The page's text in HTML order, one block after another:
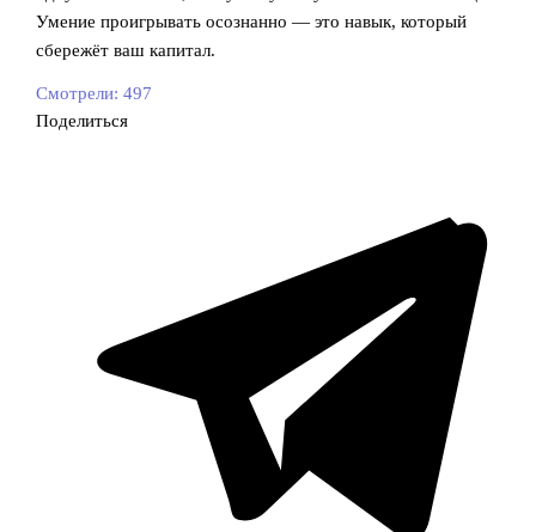
Умение проигрывать осознанно — это навык, который
сбережёт ваш капитал.
Смотрели: 497
Поделиться